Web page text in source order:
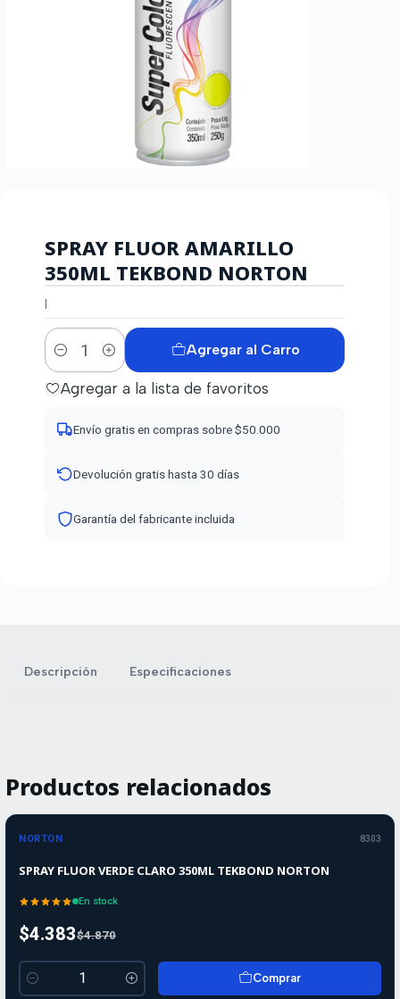
|
SPRAY FLUOR AMARILLO
350ML TEKBOND NORTON
Cantidad
Agregar al Carro
Agregar a la lista de favoritos
Envío gratis en compras sobre $50.000
Devolución gratis hasta 30 días
Garantía del fabricante incluida
Descripción Especificaciones
Productos relacionados
-10%
-10%OFF
NORTON 8303
SPRAY FLUOR VERDE CLARO 350ML TEKBOND NORTON
En stock
$4.383$4.870
Cantidad
Comprar